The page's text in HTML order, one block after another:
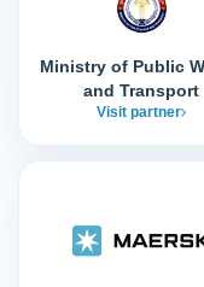
Ministry of Public
and Transport
Visit partner